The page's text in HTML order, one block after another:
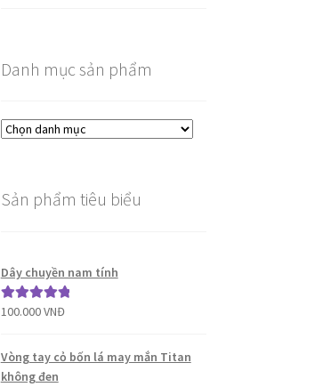
Danh mục sản phẩm
Sản phẩm tiêu biểu
Dây chuyền nam tính
Được xếp
sao
100.000VNĐ
Vòng tay cỏ bốn lá may mắn Titan
không đen